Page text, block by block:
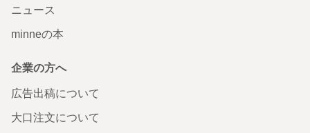
ニュース
minneの本
企業の方へ
広告出稿について
大口注文について